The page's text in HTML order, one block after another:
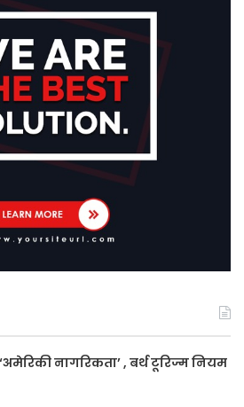
नागरिकता’ , बर्थ टूरिज्म नियम